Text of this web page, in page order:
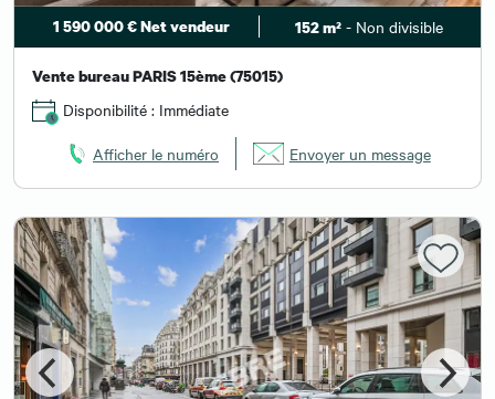
1 590 000 € Net vendeur 152 m²- Non divisible
Vente bureau PARIS 15ème (75015)
Disponibilité : Immédiate
Afficher le numéro Envoyer un message